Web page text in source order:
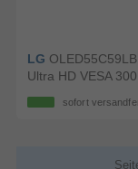
LG
Ultra HD VESA
sofort